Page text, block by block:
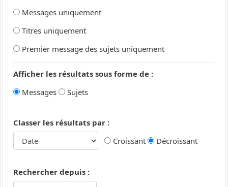
Messages uniquement
Titres uniquement
Premier message des sujets uniquement
Afficher les résultats sous forme de :
Messages
Sujets
Classer les résultats par :
Croissant
Décroissant
Rechercher depuis :